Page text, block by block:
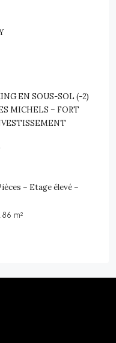
EN SOUS-SOL (-2)
MICHELS – FORT
– Etage élevé –
m²